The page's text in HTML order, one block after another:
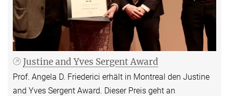
Justine and Yves Sergent Award
Prof. Angela D. Friederici erhält in Montreal den Justine
and Yves Sergent Award. Dieser Preis geht an